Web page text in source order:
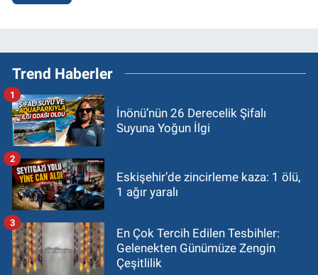
Trend Haberler
İnönü’nün 26 Derecelik Şifalı
Suyuna Yoğun İlgi
1
Eskişehir’de zincirleme kaza: 1 ölü,
1 ağır yaralı
2
En Çok Tercih Edilen Tesbihler:
Gelenekten Günümüze Zengin
Çeşitlilik
3